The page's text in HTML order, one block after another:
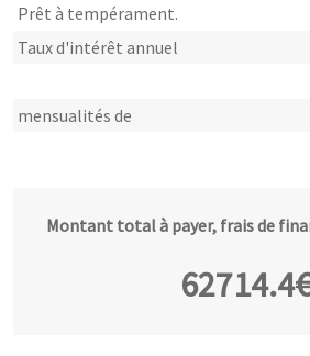
Prêt à tempérament.
Taux d'intérêt annuel
mensualités de
Montant total à payer, frais de
62714.4